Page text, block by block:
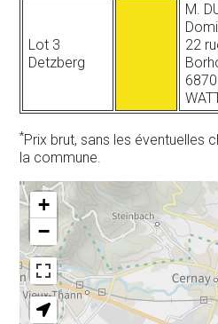
Lot 3
Detzberg
M.
22
*Prix brut, sans les éventuelles
la commune.
+
−